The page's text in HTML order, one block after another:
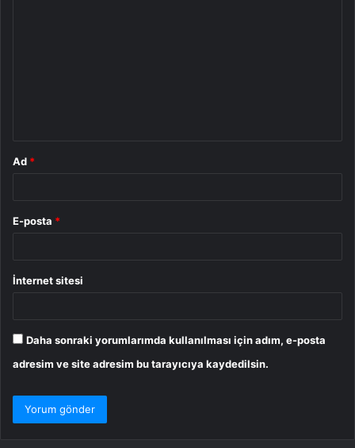
Ad *
E-posta *
İnternet sitesi
Daha sonraki yorumlarımda kullanılması için adım, e-posta
adresim ve site adresim bu tarayıcıya kaydedilsin.